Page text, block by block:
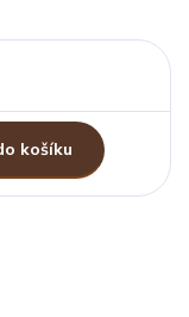
košíku